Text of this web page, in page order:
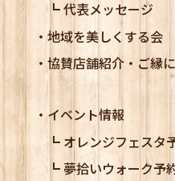
代表メッセージ
地域を美しくする会
協賛店舗紹介・ご縁
イベント情報
オレンジフェスタ
夢拾いウォーク予